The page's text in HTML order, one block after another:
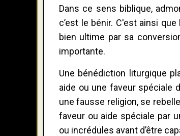
Dans ce sens biblique,
c’est le bénir. C'est ainsi
bien ultime par sa
importante.
Une bénédiction liturgique
aide ou une faveur spéciale
une fausse religion, se
faveur ou aide spéciale par
ou incrédules avant d’être